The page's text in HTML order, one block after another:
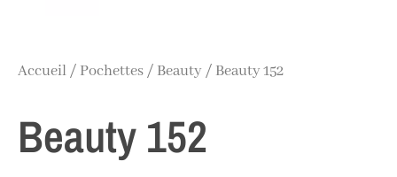
Accueil / Pochettes / Beauty / Beauty 152
Beauty 152